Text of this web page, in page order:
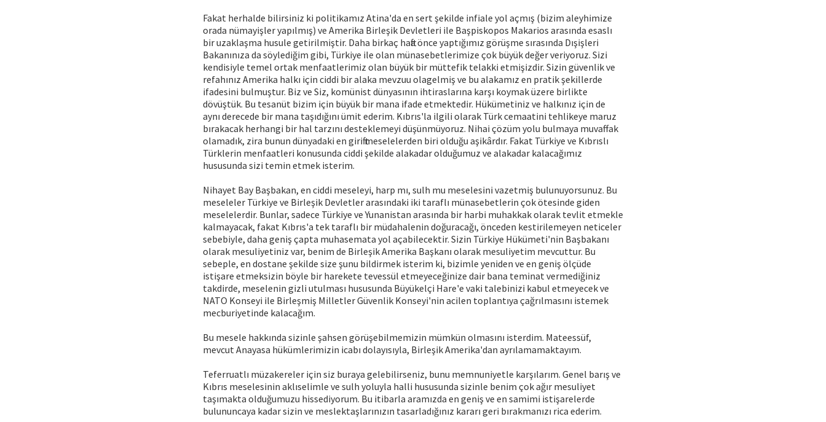
Fakat herhalde bilirsiniz ki politikamız Atina'da en sert şekilde infiale yol açmış (bizim aleyhimize
orada nümayişler yapılmış) ve Amerika Birleşik Devletleri ile Başpiskopos Makarios arasında esaslı
bir uzaklaşma husule getirilmiştir. Daha birkaç hafta önce yaptığımız görüşme sırasında Dışişleri
Bakanınıza da söylediğim gibi, Türkiye ile olan münasebetlerimize çok büyük değer veriyoruz. Sizi
kendisiyle temel ortak menfaatlerimiz olan büyük bir müttefik telakki etmişizdir. Sizin güvenlik ve
refahınız Amerika halkı için ciddi bir alaka mevzuu olagelmiş ve bu alakamız en pratik şekillerde
ifadesini bulmuştur. Biz ve Siz, komünist dünyasının ihtiraslarına karşı koymak üzere birlikte
dövüştük. Bu tesanüt bizim için büyük bir mana ifade etmektedir. Hükümetiniz ve halkınız için de
aynı derecede bir mana taşıdığını ümit ederim. Kıbrıs'la ilgili olarak Türk cemaatini tehlikeye maruz
bırakacak herhangi bir hal tarzını desteklemeyi düşünmüyoruz. Nihai çözüm yolu bulmaya muvaffak
olamadık, zira bunun dünyadaki en girift meselelerden biri olduğu aşikârdır. Fakat Türkiye ve Kıbrıslı
Türklerin menfaatleri konusunda ciddi şekilde alakadar olduğumuz ve alakadar kalacağımız
hususunda sizi temin etmek isterim.
Nihayet Bay Başbakan, en ciddi meseleyi, harp mı, sulh mu meselesini vazetmiş bulunuyorsunuz. Bu
meseleler Türkiye ve Birleşik Devletler arasındaki iki taraflı münasebetlerin çok ötesinde giden
meselelerdir. Bunlar, sadece Türkiye ve Yunanistan arasında bir harbi muhakkak olarak tevlit etmekle
kalmayacak, fakat Kıbrıs'a tek taraflı bir müdahalenin doğuracağı, önceden kestirilemeyen neticeler
sebebiyle, daha geniş çapta muhasemata yol açabilecektir. Sizin Türkiye Hükümeti'nin Başbakanı
olarak mesuliyetiniz var, benim de Birleşik Amerika Başkanı olarak mesuliyetim mevcuttur. Bu
sebeple, en dostane şekilde size şunu bildirmek isterim ki, bizimle yeniden ve en geniş ölçüde
istişare etmeksizin böyle bir harekete tevessül etmeyeceğinize dair bana teminat vermediğiniz
takdirde, meselenin gizli utulması hususunda Büyükelçi Hare'e vaki talebinizi kabul etmeyecek ve
NATO Konseyi ile Birleşmiş Milletler Güvenlik Konseyi'nin acilen toplantıya çağrılmasını istemek
mecburiyetinde kalacağım.
Bu mesele hakkında sizinle şahsen görüşebilmemizin mümkün olmasını isterdim. Mateessüf,
mevcut Anayasa hükümlerimizin icabı dolayısıyla, Birleşik Amerika'dan ayrılamamaktayım.
Teferruatlı müzakereler için siz buraya gelebilirseniz, bunu memnuniyetle karşılarım. Genel barış ve
Kıbrıs meselesinin aklıselimle ve sulh yoluyla halli hususunda sizinle benim çok ağır mesuliyet
taşımakta olduğumuzu hissediyorum. Bu itibarla aramızda en geniş ve en samimi istişarelerde
bulununcaya kadar sizin ve meslektaşlarınızın tasarladığınız kararı geri bırakmanızı rica ederim.